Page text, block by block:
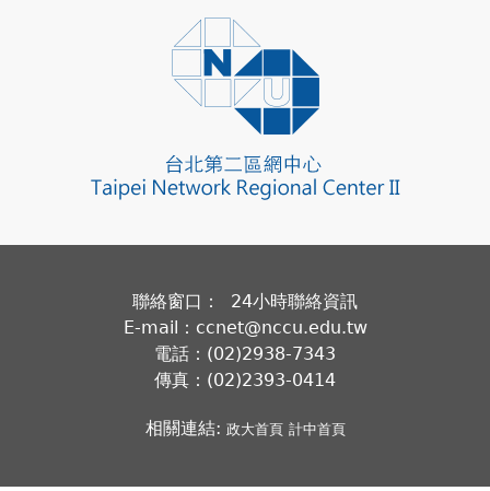
聯絡窗口： 24小時聯絡資訊
E-mail：ccnet@nccu.edu.tw
電話：(02)2938-7343
傳真：(02)2393-0414
相關連結: 政大首頁 計中首頁